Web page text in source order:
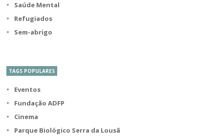
Saúde Mental
Refugiados
Sem-abrigo
TAGS POPULARES
Eventos
Fundação ADFP
Cinema
Parque Biológico Serra da Lousã